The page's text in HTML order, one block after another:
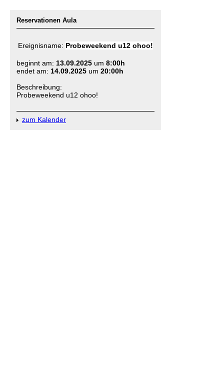
Reservationen Aula
Ereignisname: Probeweekend u12 ohoo!
beginnt am: 13.09.2025 um 8:00h
endet am: 14.09.2025 um 20:00h
Beschreibung:
Probeweekend u12 ohoo!
zum Kalender